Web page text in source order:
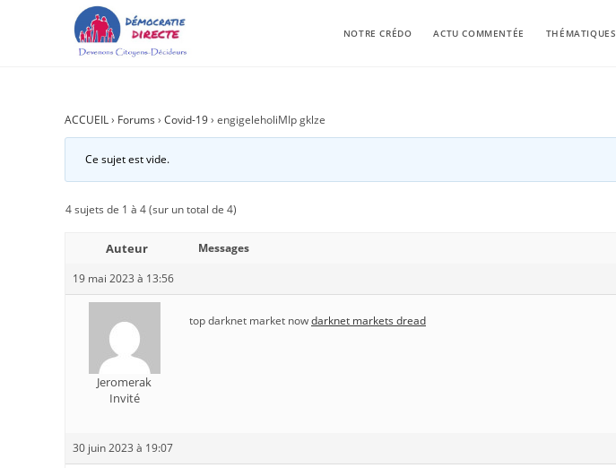
NOTRE CRÉDO ACTU COMMENTÉE
ACCUEIL› Forums › Covid-19› engigeleholiMIp gklze
Ce sujet est vide.
4 sujets de 1 à 4 (sur un total de 4)
Auteur
Messages
19 mai 2023 à 13:56
Jeromerak
Invité
top darknet market nowdarknet markets dread
30 juin 2023 à 19:07